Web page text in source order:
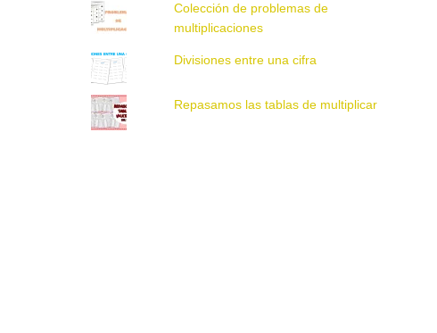
Colección de problemas de
multiplicaciones
Divisiones entre una cifra
Repasamos las tablas de multiplicar